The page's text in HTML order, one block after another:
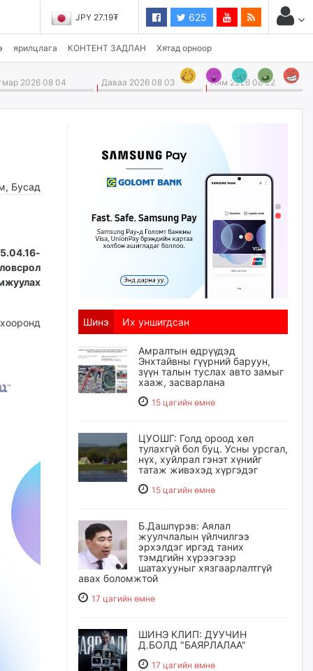
JPY 27.19₮ 625
ярилцлага КОНТЕНТ ЗАДЛАН Хятад орноор
2026 08 04 Даваа 2026 08 03 Ням 2026 08 02
, Бусад
Шинэ Их уншигдсан
Амралтын өдрүүдэд
Энхтайвны гүүрний баруун,
зүүн талын туслах авто замыг
хааж, засварлана
15 цагийн өмнө
ЦУОШГ: Голд ороод хөл
тулахгүй бол буц. Усны урсгал,
нүх, хуйлрал гэнэт хүнийг
татаж живэхэд хүргэдэг
15 цагийн өмнө
Б.Дашпүрэв: Аялал
жуулчлалын үйлчилгээ
эрхэлдэг иргэд таних
тэмдгийн хүрээгээр
шатахууныг хязгаарлалтгүй
авах боломжтой
17 цагийн өмнө
ШИНЭ КЛИП: ДУУЧИН
Д.БОЛД "БАЯРЛАЛАА"
17 цагийн өмнө